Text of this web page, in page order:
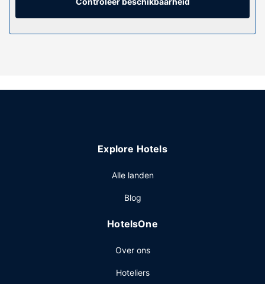
Algemene voorziening
vind je een healthclub, een binnenzwembad en een
restaurants van dit hotel, of blijf lekker binnen en profiteer
drankje in een bar/lounge. Op werkdagen wordt er gratis
en in het weekend is dit beschikbaar van 07.00 uur tot
Enkele van de voorzieningen zijn een
Explore Hotels
Alle landen
Blog
HotelsOne
Over ons
Hoteliers